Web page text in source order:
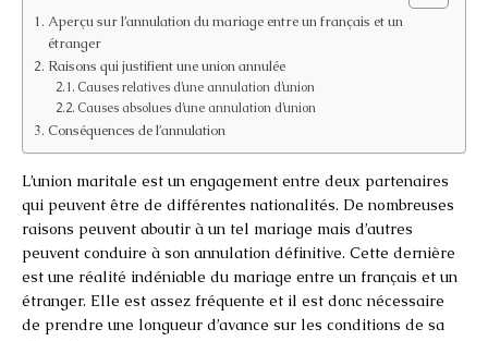
Aperçu sur l’annulation du mariage entre un français et un
étranger
Raisons qui justifient une union annulée
Causes relatives d’une annulation d’union
Causes absolues d’une annulation d’union
Conséquences de l’annulation
L’union maritale est un engagement entre deux partenaires
qui peuvent être de différentes nationalités. De nombreuses
raisons peuvent aboutir à un tel mariage mais d’autres
peuvent conduire à son annulation définitive. Cette dernière
est une réalité indéniable du mariage entre un français et un
étranger. Elle est assez fréquente et il est donc nécessaire
de prendre une longueur d’avance sur les conditions de sa